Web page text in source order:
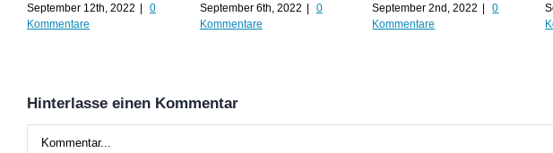
September 12th, 2022 |
0
Kommentare
September 6th, 2022 |
0
Kommentare
September 2nd, 2022 |
0
Kommentare
Hinterlasse einen Kommentar